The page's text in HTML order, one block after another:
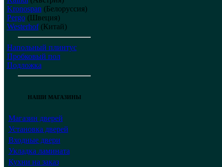
Kronospan(Белоруссия)
Pergo(Швеция)
Westerhof(Китай)
Напольный плинтус
Пробковый пол
Подложка
НАШИ МАГАЗИНЫ
Магазин дверей
Установка дверей
Входные двери
Укладка ламината
Кухни на заказ